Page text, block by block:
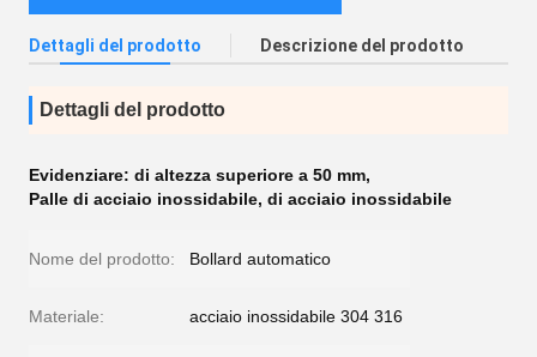
Dettagli del prodotto Descrizione del prodotto
Dettagli del prodotto
Evidenziare: di altezza superiore a 50 mm,
Palle di acciaio inossidabile, di acciaio inossidabile
Nome del prodotto: Bollard automatico
Materiale: acciaio inossidabile 304 316